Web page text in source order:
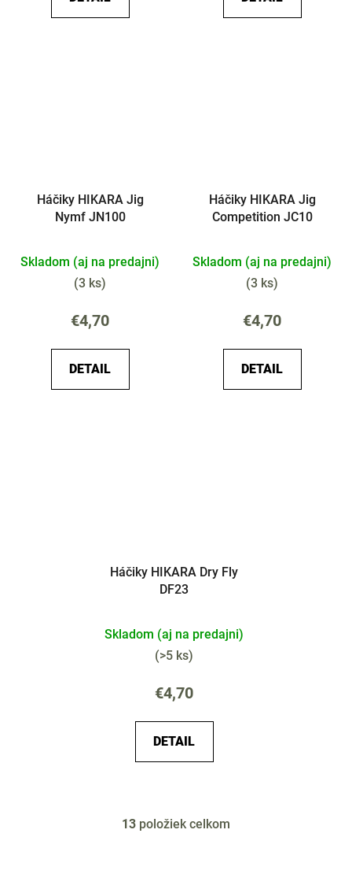
Háčiky HIKARA Jig
Nymf JN100
Skladom (aj na predajni)
(3 ks)
€4,70
DETAIL
Háčiky HIKARA Jig
Competition JC10
Skladom (aj na predajni)
(3 ks)
€4,70
DETAIL
Háčiky HIKARA Dry Fly
DF23
Skladom (aj na predajni)
(>5 ks)
€4,70
DETAIL
O
13 položiek celkom